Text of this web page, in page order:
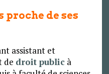
proche de ses
assistant et
de droit public à